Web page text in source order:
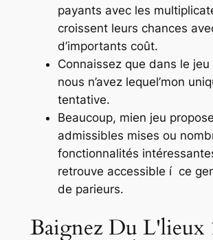
payants avec les
croissent leurs chances
d’importants coût.
Connaissez que dans le
nous n’avez lequel’mon
tentative.
Beaucoup, mien jeu
admissibles mises ou
fonctionnalités
retrouve accessible í ce
de parieurs.
Baignez Du L'lieux